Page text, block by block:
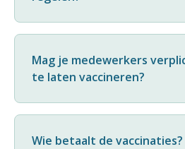
Mag je medewerkers
te laten vaccineren?
Wie betaalt de vaccinaties?